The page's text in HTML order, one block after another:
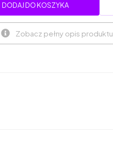
DODAJ DO KOSZYKA
Zobacz pełny opis produktu